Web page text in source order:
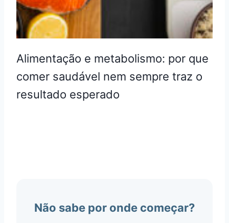
Alimentação e metabolismo: por que
comer saudável nem sempre traz o
resultado esperado
Não sabe por onde começar?